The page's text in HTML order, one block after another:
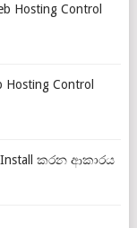
Hosting Control
Control
Install කරන ආකාරය